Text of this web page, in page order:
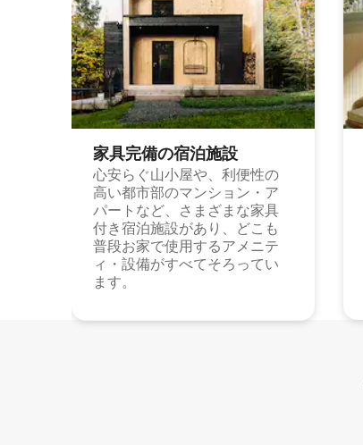
家具完備の宿⁠泊⁠施⁠設
心安らぐ山小屋や、利便性の
高い都市部のマンション・ア
パートなど、さまざまな家具
付き宿泊施設があり、どこも
普段お家で使用するアメニテ
ィ・設備がすべてそろってい
ます。